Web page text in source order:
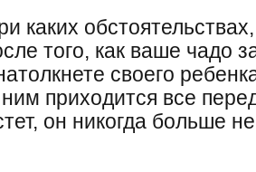
каких
того, как ваше чадо
своего
приходится все
он никогда больше